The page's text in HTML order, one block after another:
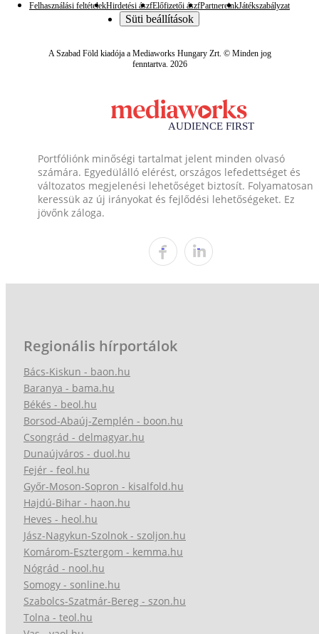
Felhasználási feltételekHirdetési ászfElőfizetői ászfPartnereinkJátékszabályzat
Süti beállítások
A Szabad Föld kiadója a Mediaworks Hungary Zrt. © Minden jog
fenntartva. 2026
Portfóliónk minőségi tartalmat jelent minden olvasó
számára. Egyedülálló elérést, országos lefedettséget és
változatos megjelenési lehetőséget biztosít. Folyamatosan
keressük az új irányokat és fejlődési lehetőségeket. Ez
jövőnk záloga.
Regionális hírportálok
Bács-Kiskun - baon.hu
Baranya - bama.hu
Békés - beol.hu
Borsod-Abaúj-Zemplén - boon.hu
Csongrád - delmagyar.hu
Dunaújváros - duol.hu
Fejér - feol.hu
Győr-Moson-Sopron - kisalfold.hu
Hajdú-Bihar - haon.hu
Heves - heol.hu
Jász-Nagykun-Szolnok - szoljon.hu
Komárom-Esztergom - kemma.hu
Nógrád - nool.hu
Somogy - sonline.hu
Szabolcs-Szatmár-Bereg - szon.hu
Tolna - teol.hu